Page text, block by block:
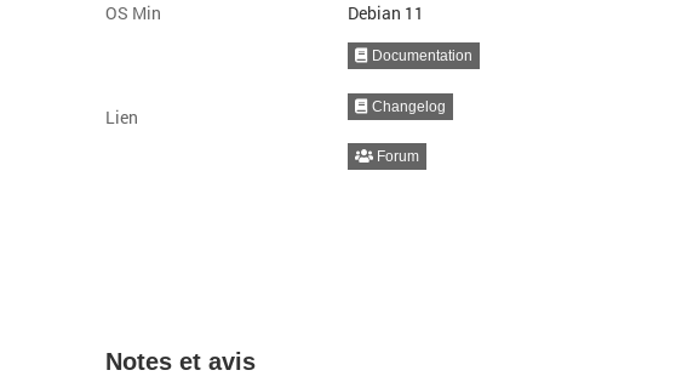
OS Min Debian 11
Lien
Documentation
Changelog
Forum
Notes et avis